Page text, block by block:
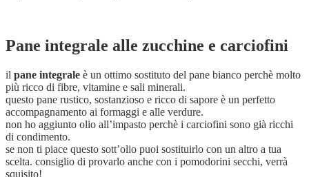
Pane integrale alle zucchine e carciofini
il pane integrale è un ottimo sostituto del pane bianco perchè molto
più ricco di fibre, vitamine e sali minerali.
questo pane rustico, sostanzioso e ricco di sapore è un perfetto
accompagnamento ai formaggi e alle verdure.
non ho aggiunto olio all’impasto perchè i carciofini sono già ricchi
di condimento.
se non ti piace questo sott’olio puoi sostituirlo con un altro a tua
scelta. consiglio di provarlo anche con i pomodorini secchi, verrà
squisito!